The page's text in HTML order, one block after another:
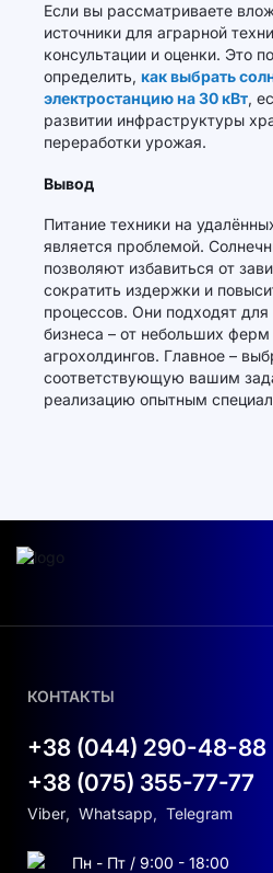
Если вы рассматриваете
источники для аграрной
консультации и оценки. Это
определить, как выбрать
электростанцию на 30 кВт,
развитии инфраструктуры
переработки урожая.
Вывод
Питание техники на
является проблемой.
позволяют избавиться от
сократить издержки и
процессов. Они подходят
бизнеса – от небольших
агрохолдингов. Главное –
соответствующую вашим
реализацию опытным
КОНТАКТЫ
+38 (044) 290-48-88
+38 (075) 355-77-77
Viber, Whatsapp, Telegram
Пн - Пт / 9:00 - 18:00